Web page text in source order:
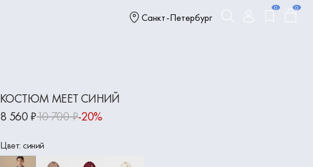
Санкт-Петербург
0 0
КОСТЮМ MEET СИНИЙ
8 560 ₽10 700 ₽-20%
Цвет: синий